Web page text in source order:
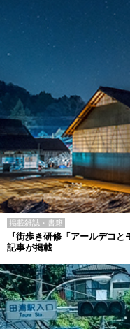
掲載雑誌・書籍
『街歩き研修「アールデコ
記事が掲載